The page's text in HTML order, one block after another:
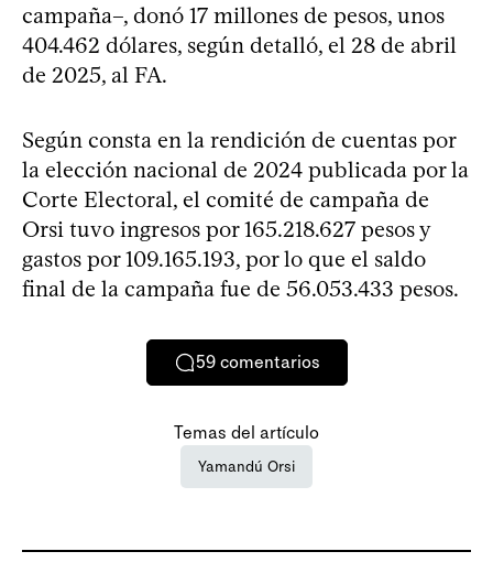
campaña–, donó 17 millones de pesos, unos
404.462 dólares, según detalló, el 28 de abril
de 2025, al FA.
Según consta en la rendición de cuentas por
la elección nacional de 2024 publicada por la
Corte Electoral, el comité de campaña de
Orsi tuvo ingresos por 165.218.627 pesos y
gastos por 109.165.193, por lo que el saldo
final de la campaña fue de 56.053.433 pesos.
59 comentarios
Temas del artículo
Yamandú Orsi